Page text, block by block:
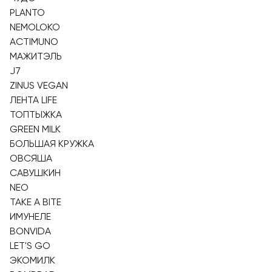
PLANTO
NEMOLOKO
ACTIMUNO
МАЖИТЭЛЬ
J7
ZINUS VEGAN
ЛЕНТА LIFE
ТОПТЫЖКА
GREEN MILK
БОЛЬШАЯ КРУЖКА
ОВСЯША
САВУШКИН
NEO
TAKE A BITE
ИМУНЕЛЕ
BONVIDA
LET'S GO
ЭКОМИЛК